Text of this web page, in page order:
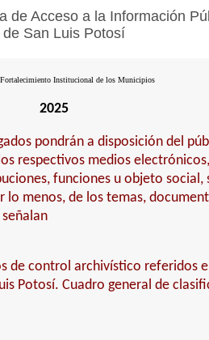
de Acceso a la Información
San Luis Potosí
Institucional de los Municipios
2025
pondrán a disposición del
respectivos medios
funciones u objeto social,
lo menos, de los temas,
de control archivístico referidos
Potosí. Cuadro general de